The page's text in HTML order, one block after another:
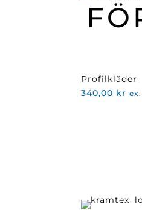
Profilkläder
340,00 kr